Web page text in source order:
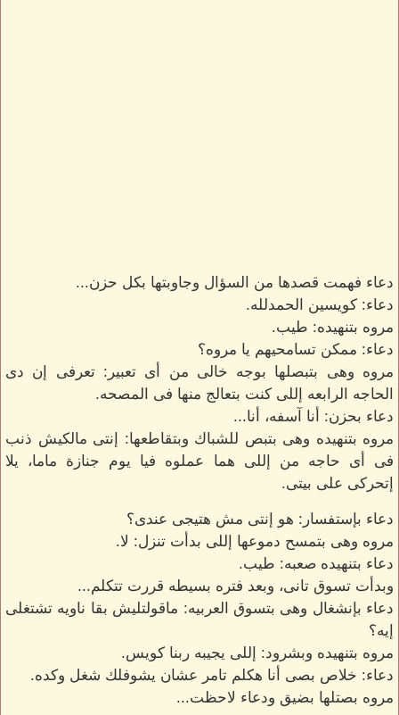
دعاء فهمت قصدها من السؤال وجاوبتها بكل حزن...
دعاء: كويسين الحمدلله.
مروه بتنهيده: طيب.
دعاء: ممكن تسامحيهم يا مروه؟
مروه وهى بتبصلها بوجه خالى من أى تعبير: تعرفى إن دى
الحاجه الرابعه إللى كنت بتعالج منها فى المصحه.
دعاء بحزن: أنا آسفه، أنا...
مروه بتنهيده وهى بتبص للشباك وبتقاطعها: إنتى مالكيش ذنب
فى أى حاجه من إللى هما عملوه فيا يوم جنازة ماما، يلا
إتحركى على بيتى.
دعاء بإستفسار: هو إنتى مش هتيجى عندى؟
مروه وهى بتمسح دموعها إللى بدأت تنزل: لا.
دعاء بتنهيده صعبه: طيب.
وبدأت تسوق تانى، وبعد فتره بسيطه قررت تتكلم...
دعاء بإنشغال وهى بتسوق العربيه: ماقولتليش بقا ناويه تشتغلى
إيه؟
مروه بتنهيده وبشرود: إللى يجيبه ربنا كويس.
دعاء: خلاص بصى أنا هكلم تامر عشان يشوفلك شغل وكده.
مروه بصتلها بضيق ودعاء لاحظت...